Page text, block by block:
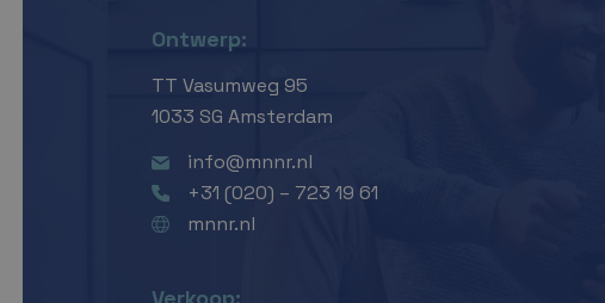
Ontwerp:
TT Vasumweg 95
1033 SG Amsterdam
info@mnnr.nl
+31 (020) – 723 19 61
mnnr.nl
Verkoop: